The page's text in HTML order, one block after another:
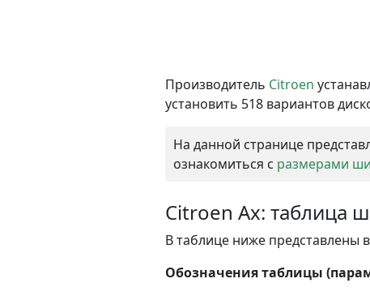
Производитель Citroen
установить 518 вариантов
На данной странице
ознакомиться с размерами
Citroen Ax: таблица
В таблице ниже представлены
Обозначения таблицы